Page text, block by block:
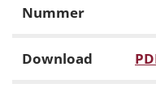
Nummer
Download